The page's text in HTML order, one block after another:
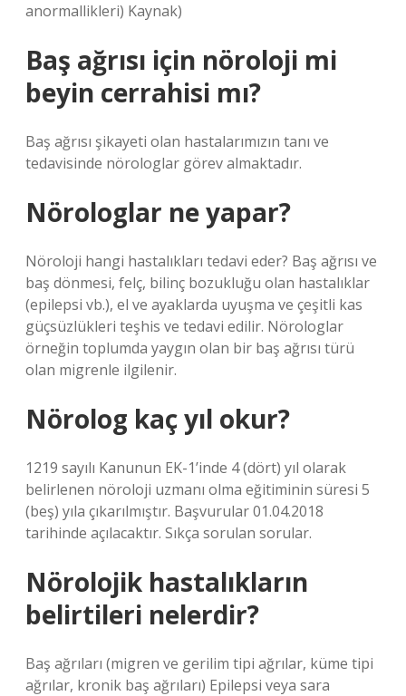
anormallikleri) Kaynak)
Baş ağrısı için nöroloji mi
beyin cerrahisi mı?
Baş ağrısı şikayeti olan hastalarımızın tanı ve
tedavisinde nörologlar görev almaktadır.
Nörologlar ne yapar?
Nöroloji hangi hastalıkları tedavi eder? Baş ağrısı ve
baş dönmesi, felç, bilinç bozukluğu olan hastalıklar
(epilepsi vb.), el ve ayaklarda uyuşma ve çeşitli kas
güçsüzlükleri teşhis ve tedavi edilir. Nörologlar
örneğin toplumda yaygın olan bir baş ağrısı türü
olan migrenle ilgilenir.
Nörolog kaç yıl okur?
1219 sayılı Kanunun EK-1’inde 4 (dört) yıl olarak
belirlenen nöroloji uzmanı olma eğitiminin süresi 5
(beş) yıla çıkarılmıştır. Başvurular 01.04.2018
tarihinde açılacaktır. Sıkça sorulan sorular.
Nörolojik hastalıkların
belirtileri nelerdir?
Baş ağrıları (migren ve gerilim tipi ağrılar, küme tipi
ağrılar, kronik baş ağrıları) Epilepsi veya sara